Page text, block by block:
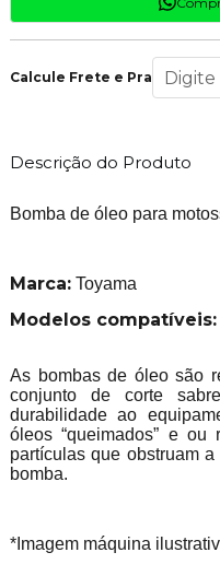
Calcule Frete e Prazo
Descrição do Produto
Bomba de óleo para
Marca:Toyama
Modelos compatíveis:
As bombas de óleo são
conjunto de corte
durabilidade ao
óleos “queimados” e ou
partículas que obstruam
bomba.
*Imagem máquina